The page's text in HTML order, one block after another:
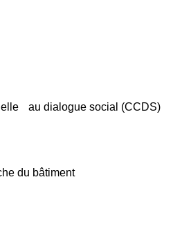
au dialogue social (CCDS)
du bâtiment